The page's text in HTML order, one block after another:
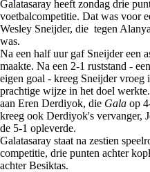
Galatasaray heeft zondag drie
voetbalcompetitie. Dat was voor
Wesley Sneijder, die tegen
was.
Na een half uur gaf Sneijder een
maakte. Na een 2-1 ruststand -
eigen goal - kreeg Sneijder
prachtige wijze in het doel
aan Eren Derdiyok, die Gala op
kreeg ook Derdiyok's vervanger,
de 5-1 opleverde.
Galatasaray staat na zestien
competitie, drie punten achter
achter Besiktas.